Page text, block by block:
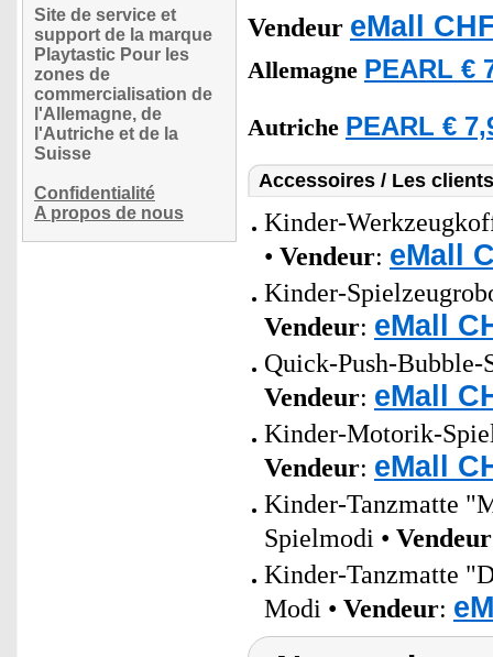
Site de service et
support de la marque
Playtastic Pour les
zones de
commercialisation de
l'Allemagne, de
l'Autriche et de la
Suisse
Confidentialité
A propos de nous
Vendeur eMall
Allemagne PEARL €
Autriche PEARL €
Accessoires / Les
Kinder-
• Vendeur: eMall
Kinder-
Vendeur: eMall
Quick-Push-
Vendeur: eMall
Kinder-Motorik-
Vendeur: eMall
Kinder-Tanzmatte
Spielmodi • Vendeur
Kinder-Tanzmatte
Modi • Vendeur: